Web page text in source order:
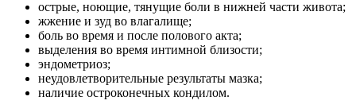
острые, ноющие, тянущие боли в нижней части живота;
жжение и зуд во влагалище;
боль во время и после полового акта;
выделения во время интимной близости;
эндометриоз;
неудовлетворительные результаты мазка;
наличие остроконечных кондилом.